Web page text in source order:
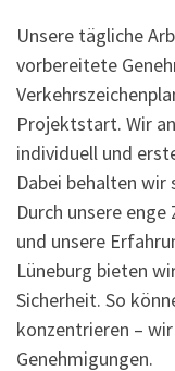
Unsere tägliche
vorbereitete
Projektstart. Wir
individuell und
Dabei behalten
Durch unsere
und unsere
Lüneburg bieten
Sicherheit. So
konzentrieren –
Genehmigungen.